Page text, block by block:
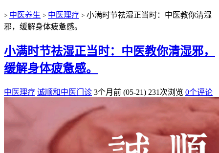
> 中医养生 > 中医理疗 > 小满时节祛湿正当时：中医教你清湿
邪，缓解身体疲惫感。
小满时节祛湿正当时：中医教你清湿邪，
缓解身体疲惫感。
中医理疗 诚顺和中医门诊 3个月前 (05-21) 231次浏览 0个评论